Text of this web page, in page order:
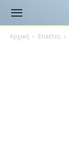
Αρχική Ετικέτες